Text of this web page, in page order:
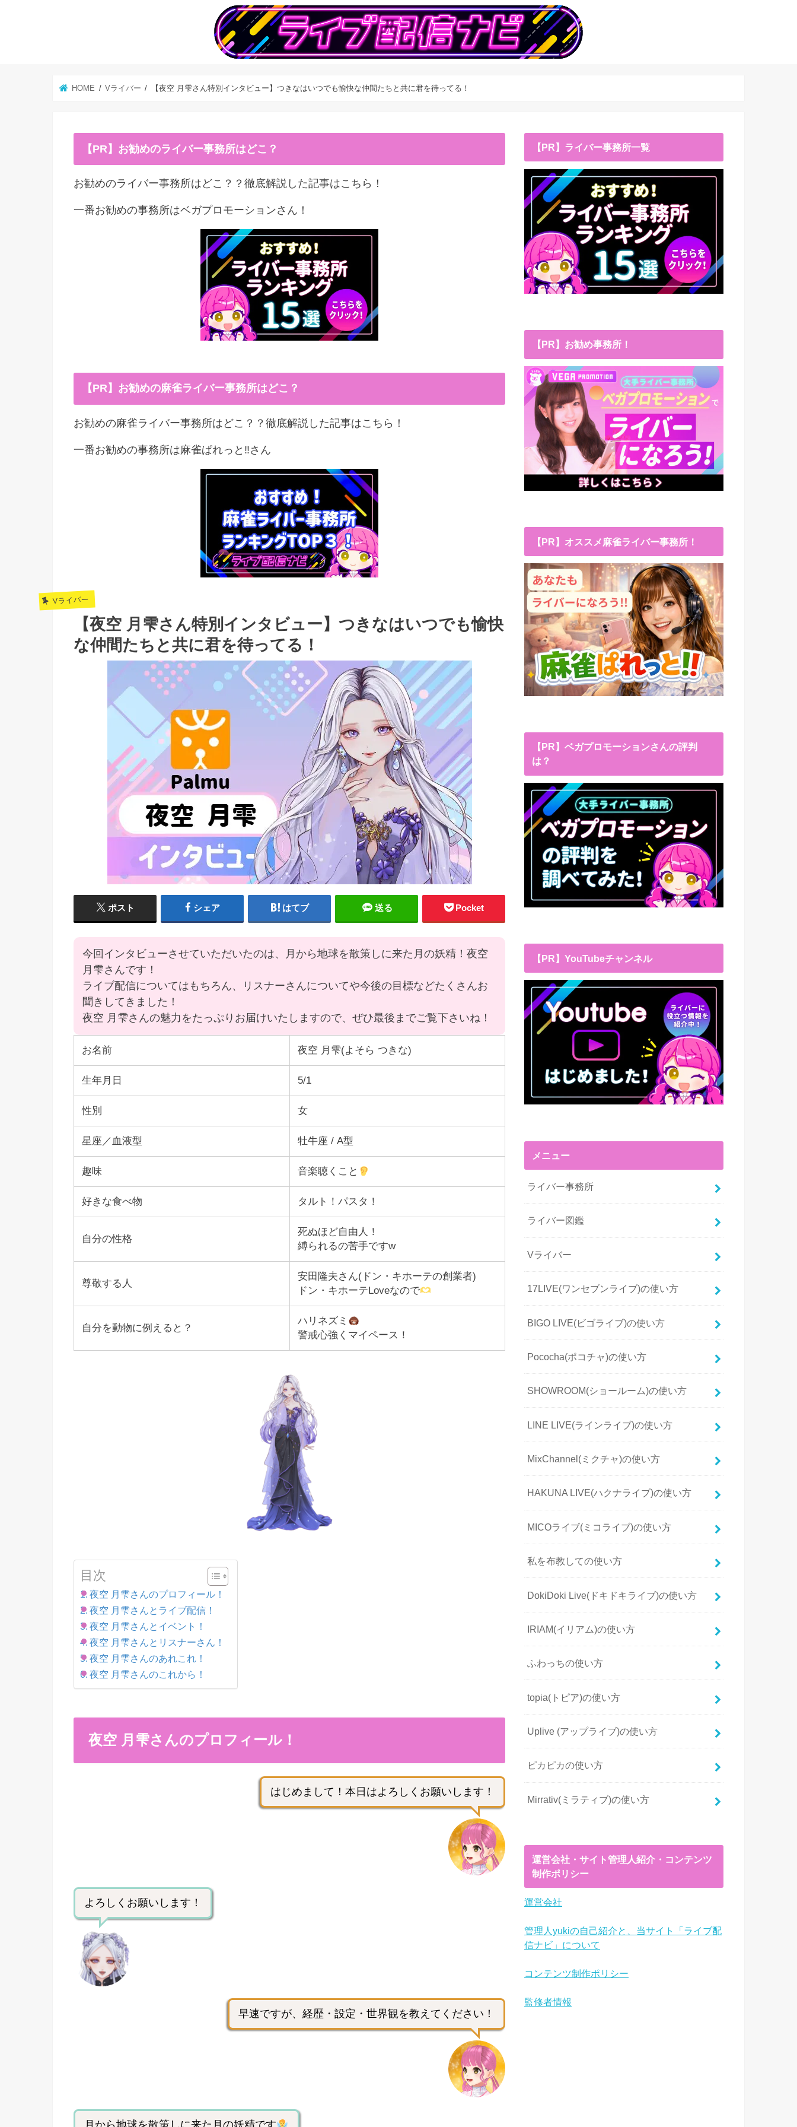
HOME Vライバー 【夜空 月雫さん特別インタビュー】つきなはいつでも愉快な仲間たちと共に君を待ってる！
【PR】お勧めのライバー事務所はどこ？
お勧めのライバー事務所はどこ？？徹底解説した記事はこちら！
一番お勧めの事務所はベガプロモーションさん！
【PR】お勧めの麻雀ライバー事務所はどこ？
お勧めの麻雀ライバー事務所はどこ？？徹底解説した記事はこちら！
一番お勧めの事務所は麻雀ぱれっと‼︎さん
Vライバー
【夜空 月雫さん特別インタビュー】つきなはいつでも愉快
な仲間たちと共に君を待ってる！
ポスト シェア はてブ 送る Pocket
今回インタビューさせていただいたのは、月から地球を散策しに来た月の妖精！夜空
月雫さんです！
ライブ配信についてはもちろん、リスナーさんについてや今後の目標などたくさんお
聞きしてきました！
夜空 月雫さんの魅力をたっぷりお届けいたしますので、ぜひ最後までご覧下さいね！
お名前 夜空 月雫(よそら つきな)
生年月日 5/1
性別 女
星座／血液型 牡牛座 / A型
趣味 音楽聴くこと
好きな食べ物 タルト！パスタ！
自分の性格
死ぬほど自由人！
縛られるの苦手ですw
尊敬する人
安田隆夫さん(ドン・キホーテの創業者)
ドン・キホーテLoveなので
自分を動物に例えると？
ハリネズミ
警戒心強くマイペース！
目次
夜空 月雫さんのプロフィール！
夜空 月雫さんとライブ配信！
夜空 月雫さんとイベント！
夜空 月雫さんとリスナーさん！
夜空 月雫さんのあれこれ！
夜空 月雫さんのこれから！
夜空 月雫さんのプロフィール！
はじめまして！本日はよろしくお願いします！
よろしくお願いします！
早速ですが、経歴・設定・世界観を教えてください！
【PR】ライバー事務所一覧
【PR】お勧め事務所！
【PR】オススメ麻雀ライバー事務所！
【PR】ベガプロモーションさんの評判
は？
【PR】YouTubeチャンネル
メニュー
ライバー事務所
ライバー図鑑
Vライバー
17LIVE(ワンセブンライブ)の使い方
BIGO LIVE(ビゴライブ)の使い方
Pococha(ポコチャ)の使い方
SHOWROOM(ショールーム)の使い方
LINE LIVE(ラインライブ)の使い方
MixChannel(ミクチャ)の使い方
HAKUNA LIVE(ハクナライブ)の使い方
MICOライブ(ミコライブ)の使い方
私を布教しての使い方
DokiDoki Live(ドキドキライブ)の使い方
IRIAM(イリアム)の使い方
ふわっちの使い方
topia(トピア)の使い方
Uplive (アップライブ)の使い方
ピカピカの使い方
Mirrativ(ミラティブ)の使い方
運営会社・サイト管理人紹介・コンテンツ
制作ポリシー
運営会社
管理人yukiの自己紹介と、当サイト「ライブ配
信ナビ」について
コンテンツ制作ポリシー
監修者情報